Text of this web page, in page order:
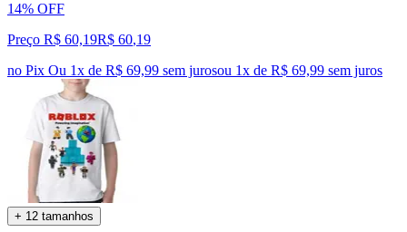
14% OFF
Preço R$ 60,19R$ 60,19
no Pix Ou 1x de R$ 69,99 sem jurosou 1x de R$ 69,99 sem juros
+ 12 tamanhos